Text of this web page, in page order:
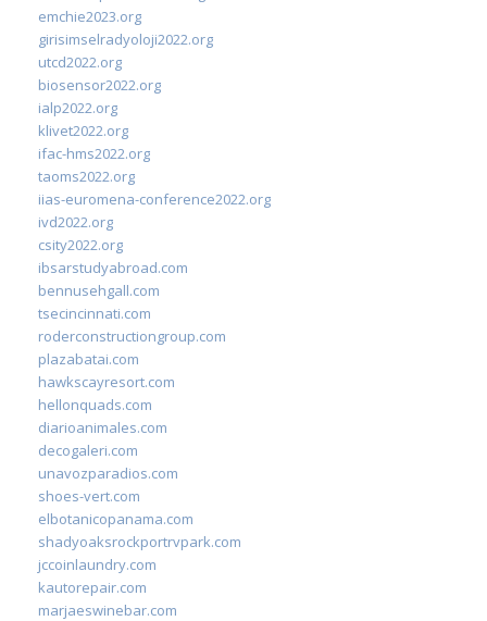
emchie2023.org
girisimselradyoloji2022.org
utcd2022.org
biosensor2022.org
ialp2022.org
klivet2022.org
ifac-hms2022.org
taoms2022.org
iias-euromena-conference2022.org
ivd2022.org
csity2022.org
ibsarstudyabroad.com
bennusehgall.com
tsecincinnati.com
roderconstructiongroup.com
plazabatai.com
hawkscayresort.com
hellonquads.com
diarioanimales.com
decogaleri.com
unavozparadios.com
shoes-vert.com
elbotanicopanama.com
shadyoaksrockportrvpark.com
jccoinlaundry.com
kautorepair.com
marjaeswinebar.com